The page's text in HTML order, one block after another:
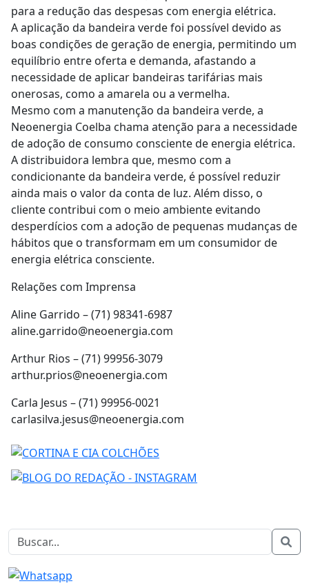
para a redução das despesas com energia elétrica.
A aplicação da bandeira verde foi possível devido as
boas condições de geração de energia, permitindo um
equilíbrio entre oferta e demanda, afastando a
necessidade de aplicar bandeiras tarifárias mais
onerosas, como a amarela ou a vermelha.
Mesmo com a manutenção da bandeira verde, a
Neoenergia Coelba chama atenção para a necessidade
de adoção de consumo consciente de energia elétrica.
A distribuidora lembra que, mesmo com a
condicionante da bandeira verde, é possível reduzir
ainda mais o valor da conta de luz. Além disso, o
cliente contribui com o meio ambiente evitando
desperdícios com a adoção de pequenas mudanças de
hábitos que o transformam em um consumidor de
energia elétrica consciente.
Relações com Imprensa
Aline Garrido – (71) 98341-6987
aline.garrido@neoenergia.com
Arthur Rios – (71) 99956-3079
arthur.prios@neoenergia.com
Carla Jesus – (71) 99956-0021
carlasilva.jesus@neoenergia.com